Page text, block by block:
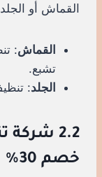
القماش أو
القماش:
تشبع.
الجلد:
2.2
خصم 30%